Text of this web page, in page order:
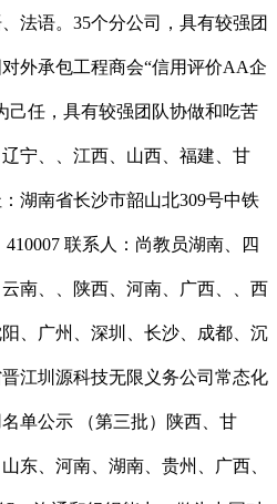
法语。35个分公司，具有较强团
外承包工程商会“信用评价AA企
己任，具有较强团队协做和吃苦
宁、、江西、山西、福建、甘
湖南省长沙市韶山北309号中铁
联系人：尚教员湖南、四
南、、陕西、河南、广西、、西
、广州、深圳、长沙、成都、沉
江圳源科技无限义务公司常态化
单公示 （第三批）陕西、甘
东、河南、湖南、贵州、广西、